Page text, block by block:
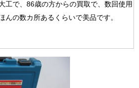
工で、86歳の方からの買取で、数回使用
んの数カ所あるくらいで美品です。